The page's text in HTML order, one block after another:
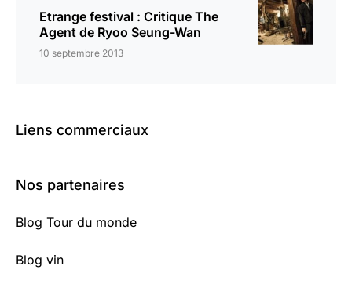
Etrange festival : Critique The
Agent de Ryoo Seung-Wan
10 septembre 2013
Liens commerciaux
Nos partenaires
Blog Tour du monde
Blog vin